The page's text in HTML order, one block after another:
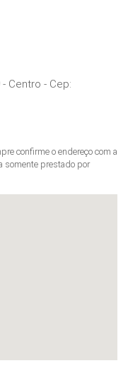
- Centro - Cep:
confirme o endereço com a
somente prestado por